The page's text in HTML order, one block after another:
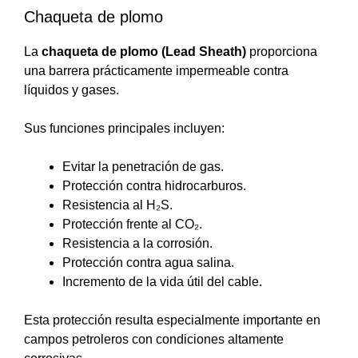
Chaqueta de plomo
La chaqueta de plomo (Lead Sheath) proporciona
una barrera prácticamente impermeable contra
líquidos y gases.
Sus funciones principales incluyen:
Evitar la penetración de gas.
Protección contra hidrocarburos.
Resistencia al H₂S.
Protección frente al CO₂.
Resistencia a la corrosión.
Protección contra agua salina.
Incremento de la vida útil del cable.
Esta protección resulta especialmente importante en
campos petroleros con condiciones altamente